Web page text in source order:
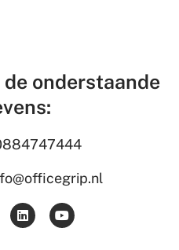
onderstaande